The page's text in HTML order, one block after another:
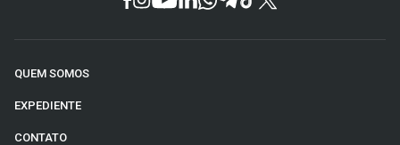
QUEM SOMOS
EXPEDIENTE
CONTATO